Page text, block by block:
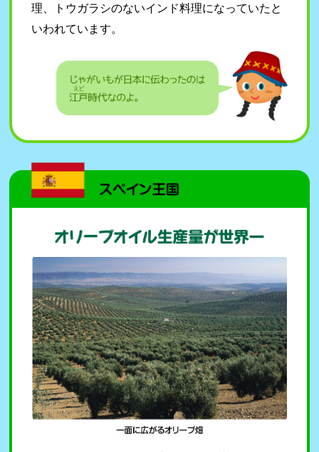
理、トウガラシのないインド料理になっていたと
いわれています。